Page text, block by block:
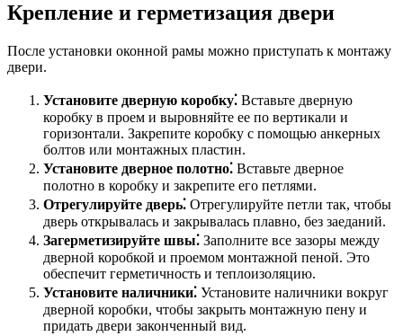
Крепление и герметизация двери
После установки оконной рамы можно приступать к монтажу
двери.
Установите дверную коробку⁚ Вставьте дверную
коробку в проем и выровняйте ее по вертикали и
горизонтали. Закрепите коробку с помощью анкерных
болтов или монтажных пластин.
Установите дверное полотно⁚ Вставьте дверное
полотно в коробку и закрепите его петлями.
Отрегулируйте дверь⁚ Отрегулируйте петли так, чтобы
дверь открывалась и закрывалась плавно, без заеданий.
Загерметизируйте швы⁚ Заполните все зазоры между
дверной коробкой и проемом монтажной пеной. Это
обеспечит герметичность и теплоизоляцию.
Установите наличники⁚ Установите наличники вокруг
дверной коробки, чтобы закрыть монтажную пену и
придать двери законченный вид.